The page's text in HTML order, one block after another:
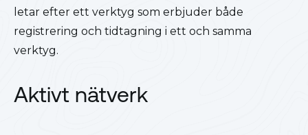
letar efter ett verktyg som erbjuder både
registrering och tidtagning i ett och samma
verktyg.
Aktivt nätverk